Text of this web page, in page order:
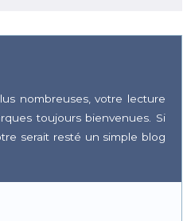
nombreuses, votre lecture
toujours bienvenues. Si
serait resté un simple blog